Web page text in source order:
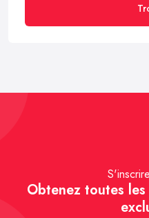
Obtenez toutes